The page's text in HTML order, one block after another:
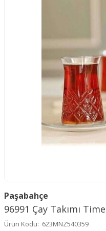
Paşabahçe
96991 Çay Takımı
Ürün Kodu: 623MNZ540359